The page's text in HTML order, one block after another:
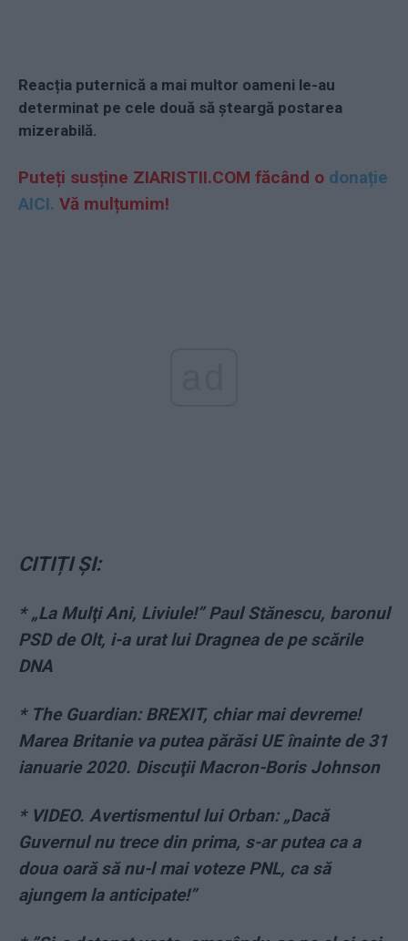
Reacția puternică a mai multor oameni le-au
determinat pe cele două să șteargă postarea
mizerabilă.
Puteți susține ZIARISTII.COM făcând o donație
AICI. Vă mulțumim!
CITIȚI ȘI:
* „La Mulţi Ani, Liviule!” Paul Stănescu, baronul
PSD de Olt, i-a urat lui Dragnea de pe scările
DNA
* The Guardian: BREXIT, chiar mai devreme!
Marea Britanie va putea părăsi UE înainte de 31
ianuarie 2020. Discuţii Macron-Boris Johnson
* VIDEO. Avertismentul lui Orban: „Dacă
Guvernul nu trece din prima, s-ar putea ca a
doua oară să nu-l mai voteze PNL, ca să
ajungem la anticipate!”